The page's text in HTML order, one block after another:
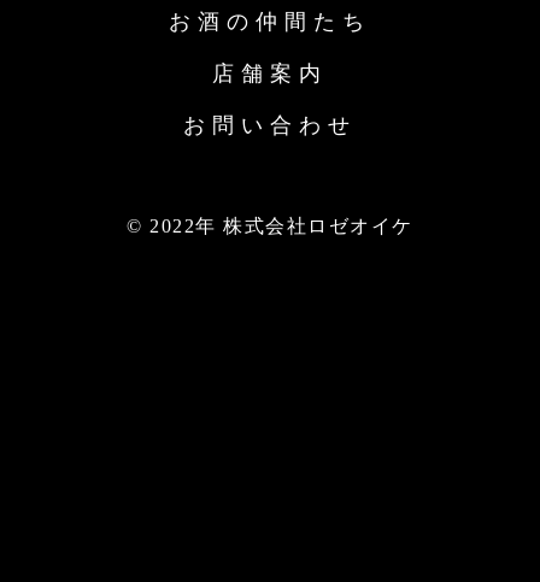
お酒の仲間たち
店舗案内
お問い合わせ
© 2022年 株式会社ロゼオイケ